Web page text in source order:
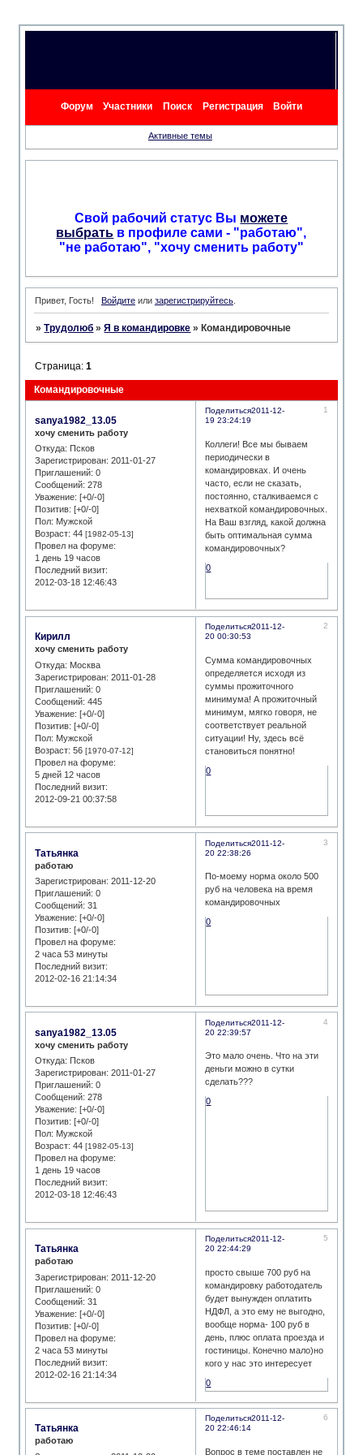
Форум Участники Поиск Регистрация Войти
Активные темы
Свой рабочий статус Вы можете
выбрать в профиле сами - "работаю",
"не работаю", "хочу сменить работу"
Привет, Гость! Войдитеили зарегистрируйтесь.
»Трудолюб »Я в командировке »Командировочные
Командировочные
Страница:1
Поделиться 1
2011-12-
19 23:24:19
sanya1982_13.05
хочу сменить работу
Откуда: Псков
Зарегистрирован: 2011-01-27
Приглашений: 0
Сообщений: 278
Уважение: [+0/-0]
Позитив: [+0/-0]
Пол: Мужской
Возраст: 44[1982-05-13]
Провел на форуме:
1 день 19 часов
Последний визит:
2012-03-18 12:46:43
Коллеги! Все мы бываем
периодически в
командировках. И очень
часто, если не сказать,
постоянно, сталкиваемся с
нехваткой командировочных.
На Ваш взгляд, какой должна
быть оптимальная сумма
командировочных?
0
Поделиться 2
2011-12-
20 00:30:53
Кирилл
хочу сменить работу
Откуда: Москва
Зарегистрирован: 2011-01-28
Приглашений: 0
Сообщений: 445
Уважение: [+0/-0]
Позитив: [+0/-0]
Пол: Мужской
Возраст: 56[1970-07-12]
Провел на форуме:
5 дней 12 часов
Последний визит:
2012-09-21 00:37:58
Сумма командировочных
определяется исходя из
суммы прожиточного
минимума! А прожиточный
минимум, мягко говоря, не
соответствует реальной
ситуации! Ну, здесь всё
становиться понятно!
0
Поделиться 3
2011-12-
20 22:38:26
Татьянка
работаю
Зарегистрирован: 2011-12-20
Приглашений: 0
Сообщений: 31
Уважение: [+0/-0]
Позитив: [+0/-0]
Провел на форуме:
2 часа 53 минуты
Последний визит:
2012-02-16 21:14:34
По-моему норма около 500
руб на человека на время
командировочных
0
Поделиться 4
2011-12-
20 22:39:57
sanya1982_13.05
хочу сменить работу
Откуда: Псков
Зарегистрирован: 2011-01-27
Приглашений: 0
Сообщений: 278
Уважение: [+0/-0]
Позитив: [+0/-0]
Пол: Мужской
Возраст: 44[1982-05-13]
Провел на форуме:
1 день 19 часов
Последний визит:
2012-03-18 12:46:43
Это мало очень. Что на эти
деньги можно в сутки
сделать???
0
Поделиться 5
2011-12-
20 22:44:29
Татьянка
работаю
Зарегистрирован: 2011-12-20
Приглашений: 0
Сообщений: 31
Уважение: [+0/-0]
Позитив: [+0/-0]
Провел на форуме:
2 часа 53 минуты
Последний визит:
2012-02-16 21:14:34
просто свыше 700 руб на
командировку работодатель
будет вынужден оплатить
НДФЛ, а это ему не выгодно,
вообще норма- 100 руб в
день, плюс оплата проезда и
гостиницы. Конечно мало)но
кого у нас это интересует
0
Поделиться 6
2011-12-
20 22:46:14
Татьянка
работаю
Вопрос в теме поставлен не